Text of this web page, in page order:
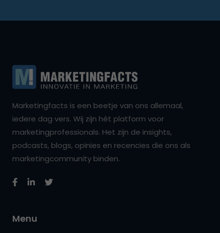
Marketingfacts is een beetje van ons allemaal,
iedere dag vers. Wij zijn hét platform voor
marketingprofessionals. Het zijn de insights,
podcasts, blogs, opinies en recencies die ons als
marketingcommunity binden.
Menu